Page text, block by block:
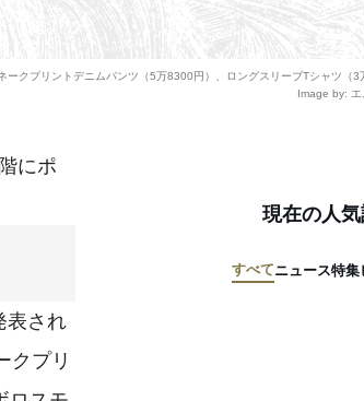
クプリントデニムパンツ（5万8300円）、ロングスリーブTシャツ（3
Image by: エ
にポ
表され
クプリ
現在の人
すべてニュース特集